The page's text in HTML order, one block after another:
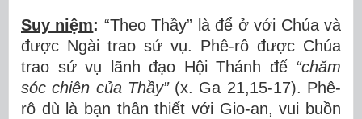
Suy niệm: “Theo Thầy” là để ở với Chúa và
được Ngài trao sứ vụ. Phê-rô được Chúa
trao sứ vụ lãnh đạo Hội Thánh để “chăm
sóc chiên của Thầy”(x. Ga 21,15-17). Phê-
rô dù là bạn thân thiết với Gio-an, vui buồn